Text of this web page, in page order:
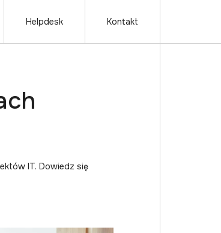
Helpdesk Kontakt
IT. Dowiedz się